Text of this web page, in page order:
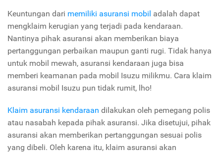
Keuntungan dari memiliki asuransi mobil adalah dapat
mengklaim kerugian yang terjadi pada kendaraan.
Nantinya pihak asuransi akan memberikan biaya
pertanggungan perbaikan maupun ganti rugi. Tidak hanya
untuk mobil mewah, asuransi kendaraan juga bisa
memberi keamanan pada mobil Isuzu milikmu. Cara klaim
asuransi mobil Isuzu pun tidak rumit, lho!
Klaim asuransi kendaraan dilakukan oleh pemegang polis
atau nasabah kepada pihak asuransi. Jika disetujui, pihak
asuransi akan memberikan pertanggungan sesuai polis
yang dibeli. Oleh karena itu, klaim asuransi akan